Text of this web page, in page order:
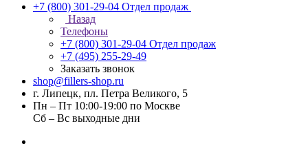
+7 (800) 301-29-04 Отдел продаж
Назад
Телефоны
+7 (800) 301-29-04 Отдел продаж
+7 (495) 255-29-49
Заказать звонок
shop@fillers-shop.ru
г. Липецк, пл. Петра Великого, 5
Пн – Пт 10:00-19:00 по Москве
Сб – Вс выходные дни